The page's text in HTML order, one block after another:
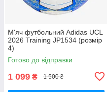
М'яч футбольний Adidas UCL
2026 Training JP1534 (розмір
4)
Готово до відправки
1 099 ₴ 1 500 ₴